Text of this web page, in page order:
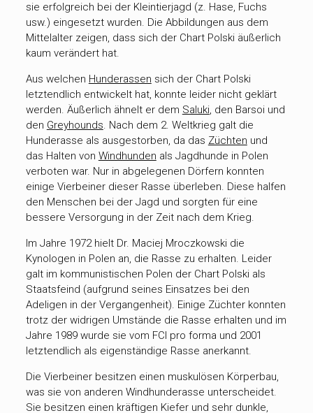
sie erfolgreich bei der Kleintierjagd (z. Hase, Fuchs
usw.) eingesetzt wurden. Die Abbildungen aus dem
Mittelalter zeigen, dass sich der Chart Polski äußerlich
kaum verändert hat.
Aus welchen Hunderassen sich der Chart Polski
letztendlich entwickelt hat, konnte leider nicht geklärt
werden. Äußerlich ähnelt er dem Saluki, den Barsoi und
den Greyhounds. Nach dem 2. Weltkrieg galt die
Hunderasse als ausgestorben, da das Züchten und
das Halten von Windhunden als Jagdhunde in Polen
verboten war. Nur in abgelegenen Dörfern konnten
einige Vierbeiner dieser Rasse überleben. Diese halfen
den Menschen bei der Jagd und sorgten für eine
bessere Versorgung in der Zeit nach dem Krieg.
Im Jahre 1972 hielt Dr. Maciej Mroczkowski die
Kynologen in Polen an, die Rasse zu erhalten. Leider
galt im kommunistischen Polen der Chart Polski als
Staatsfeind (aufgrund seines Einsatzes bei den
Adeligen in der Vergangenheit). Einige Züchter konnten
trotz der widrigen Umstände die Rasse erhalten und im
Jahre 1989 wurde sie vom FCI pro forma und 2001
letztendlich als eigenständige Rasse anerkannt.
Die Vierbeiner besitzen einen muskulösen Körperbau,
was sie von anderen Windhunderasse unterscheidet.
Sie besitzen einen kräftigen Kiefer und sehr dunkle,